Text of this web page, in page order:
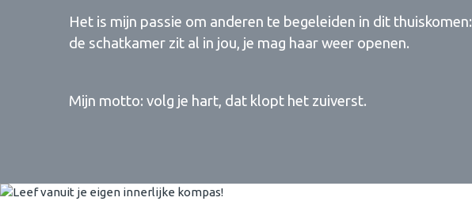
Het is mijn passie om anderen te begeleiden in dit thuiskomen:
de schatkamer zit al in jou, je mag haar weer openen.
Mijn motto: volg je hart, dat klopt het zuiverst.